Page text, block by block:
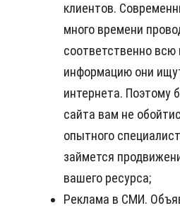
клиентов.
много времени
соответственно
информацию они
интернета. Поэтому
сайта вам не
опытного
займется
вашего ресурса;
Реклама в СМИ.